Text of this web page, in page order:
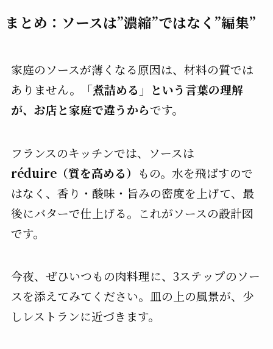
まとめ：ソースは”濃縮”ではなく”編集”
家庭のソースが薄くなる原因は、材料の質では
ありません。
「煮詰める」という言葉の理解
が、お店と家庭で違うからです。
フランスのキッチンでは、ソースは
réduire（質を高める） もの。水を飛ばすので
はなく、香り・酸味・旨みの密度を上げて、最
後にバターで仕上げる。これがソースの設計図
です。
今夜、ぜひいつもの肉料理に、3ステップのソー
スを添えてみてください。皿の上の風景が、少
しレストランに近づきます。